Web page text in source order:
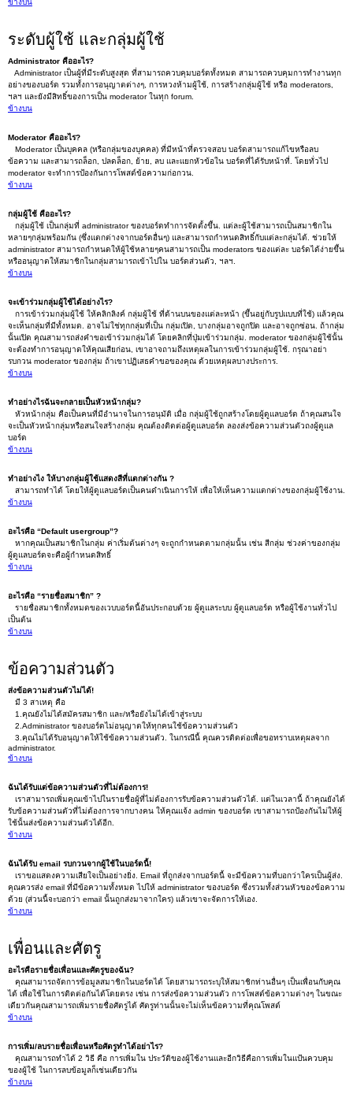
ข้างบน
ระดับผู้ใช้ และกลุ่มผู้ใช้
Administrator คืออะไร?
Administrator เป็นผู้ที่มีระดับสูงสุด ที่สามารถควบคุมบอร์ดทั้งหมด สามารถควบคุมการทำงานทุก
อย่างของบอร์ด รวมทั้งการอนุญาตต่างๆ, การหวงห้ามผู้ใช้, การสร้างกลุ่มผู้ใช้ หรือ moderators,
ฯลฯ และยังมีสิทธิ์ของการเป็น moderator ในทุก forum.
ข้างบน
Moderator คืออะไร?
Moderator เป็นบุคคล (หรือกลุ่มของบุคคล) ที่มีหน้าที่ตรวจสอบ บอร์ดสามารถแก้ไขหรือลบ
ข้อความ และสามารถล็อก, ปลดล็อก, ย้าย, ลบ และแยกหัวข้อใน บอร์ดที่ได้รับหน้าที่. โดยทั่วไป
moderator จะทำการป้องกันการโพสต์ข้อความก่อกวน.
ข้างบน
กลุ่มผู้ใช้ คืออะไร?
กลุ่มผู้ใช้ เป็นกลุ่มที่ administrator ของบอร์ดทำการจัดตั้งขึ้น. แต่ละผู้ใช้สามารถเป็นสมาชิกใน
หลายๆกลุ่มพร้อมกัน (ซึ่งแตกต่างจากบอร์ดอื่นๆ) และสามารถกำหนดสิทธิ์กับแต่ละกลุ่มได้. ช่วยให้
administrator สามารถกำหนดให้ผู้ใช้หลายๆคนสามารถเป็น moderators ของแต่ละ บอร์ดได้ง่ายขึ้น
หรืออนุญาตให้สมาชิกในกลุ่มสามารถเข้าไปใน บอร์ดส่วนตัว, ฯลฯ.
ข้างบน
จะเข้าร่วมกลุ่มผู้ใช้ได้อย่างไร?
การเข้าร่วมกลุ่มผู้ใช้ ให้คลิกลิงค์ กลุ่มผู้ใช้ ที่ด้านบนของแต่ละหน้า (ขึ้นอยู่กับรูปแบบที่ใช้) แล้วคุณ
จะเห็นกลุ่มที่มีทั้งหมด. อาจไม่ใช่ทุกกลุ่มที่เป็น กลุ่มเปิด, บางกลุ่มอาจถูกปิด และอาจถูกซ่อน. ถ้ากลุ่ม
นั้นเปิด คุณสามารถส่งคำขอเข้าร่วมกลุ่มได้ โดยคลิกที่ปุ่มเข้าร่วมกลุ่ม. moderator ของกลุ่มผู้ใช้นั้น
จะต้องทำการอนุญาตให้คุณเสียก่อน, เขาอาจถามถึงเหตุผลในการเข้าร่วมกลุ่มผู้ใช้. กรุณาอย่า
รบกวน moderator ของกลุ่ม ถ้าเขาปฏิเสธคำขอของคุณ ด้วยเหตุผลบางประการ.
ข้างบน
ทำอย่างไรฉันจะกลายเป็นหัวหน้ากลุ่ม?
หัวหน้ากลุ่ม คือเป็นคนที่มีอำนาจในการอนุมัติ เมื่อ กลุ่มผู้ใช้ถูกสร้างโดยผู้ดูแลบอร์ด ถ้าคุณสนใจ
จะเป็นหัวหน้ากลุ่มหรือสนใจสร้างกลุ่ม คุณต้องติดต่อผู้ดูแลบอร์ด ลองส่งข้อความส่วนตัวถงผู้ดูแล
บอร์ด
ข้างบน
ทำอย่างไง ให้บางกลุ่มผู้ใช้แสดงสีที่แตกต่างกัน ?
สามารถทำได้ โดยให้ผู้ดูแลบอร์ดเป็นคนดำเนินการให้ เพื่อให้เห็นความแตกต่างของกลุ่มผู้ใช้งาน.
ข้างบน
อะไรคือ “Default usergroup”?
หากคุณเป็นสมาชิกในกลุ่ม ค่าเริ่มต้นต่างๆ จะถูกกำหนดตามกลุ่มนั้น เช่น สีกลุ่ม ช่วงค่าของกลุ่ม
ผู้ดูแลบอร์ดจะคือผู้กำหนดสิทธิ์
ข้างบน
อะไรคือ “รายชื่อสมาชิก” ?
รายชื่อสมาชิกทั้งหมดของเวบบอร์ดนี้อันประกอบด้วย ผู้ดูแลระบบ ผู้ดูแลบอร์ด หรือผู้ใช้งานทั่วไป
เป็นต้น
ข้างบน
ข้อความส่วนตัว
ส่งข้อความส่วนตัวไม่ได้!
มี 3 สาเหตุ คือ
1.คุณยังไม่ได้สมัครสมาชิก และ/หรือยังไม่ได้เข้าสู่ระบบ
2.Administrator ของบอร์ดไม่อนุญาตให้ทุกคนใช้ข้อความส่วนตัว
3.คุณไม่ได้รับอนุญาตให้ใช้ข้อความส่วนตัว. ในกรณีนี้ คุณควรติดต่อเพื่อขอทราบเหตุผลจาก
administrator.
ข้างบน
ฉันได้รับแต่ข้อความส่วนตัวที่ไม่ต้องการ!
เราสามารถเพิ่มคุณเข้าไปในรายชื่อผู้ที่ไม่ต้องการรับข้อความส่วนตัวได้. แต่ในเวลานี้ ถ้าคุณยังได้
รับข้อความส่วนตัวที่ไม่ต้องการจากบางคน ให้คุณแจ้ง admin ของบอร์ด เขาสามารถป้องกันไม่ให้ผู้
ใช้นั้นส่งข้อความส่วนตัวได้อีก.
ข้างบน
ฉันได้รับ email รบกวนจากผู้ใช้ในบอร์ดนี้!
เราขอแสดงความเสียใจเป็นอย่างยิ่ง. Email ที่ถูกส่งจากบอร์ดนี้ จะมีข้อความที่บอกว่าใครเป็นผู้ส่ง.
คุณควรส่ง email ที่มีข้อความทั้งหมด ไปให้ administrator ของบอร์ด ซึ่งรวมทั้งส่วนหัวของข้อความ
ด้วย (ส่วนนี้จะบอกว่า email นั้นถูกส่งมาจากใคร) แล้วเขาจะจัดการให้เอง.
ข้างบน
เพื่อนและศัตรู
อะไรคือรายชื่อเพื่อนและศัตรูของฉัน?
คุณสามารถจัดการข้อมูลสมาชิกในบอร์ดได้ โดยสามารถระบุให้สมาชิกท่านอื่นๆ เป็นเพื่อนกับคุณ
ได้ เพื่อใช้ในการติดต่อกันได้โดยตรง เช่น การส่งข้อความส่วนตัว การโพสต์ข้อความต่างๆ ในขณะ
เดียวกันคุณสามารถเพิ่มรายชื่อศัตรูได้ ศัตรูท่านนั้นจะไม่เห็นข้อความที่คุณโพสต์
ข้างบน
การเพิ่ม/ลบรายชื่อเพื่อนหรือศัตรูทำได้อย่าไร?
คุณสามารถทำได้ 2 วิธี คือ การเพิ่มใน ประวัติของผู้ใช้งานและอีกวิธีคือการเพิ่มในแป้นควบคุม
ของผู้ใช้ ในการลบข้อมูลก็เช่นเดียวกัน
ข้างบน